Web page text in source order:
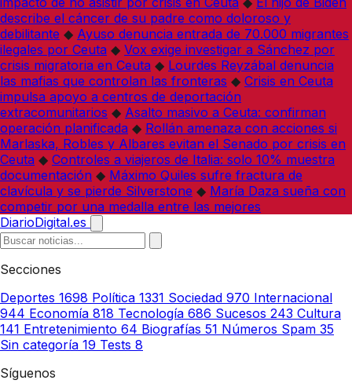
describe el cáncer de su padre como doloroso y
debilitante ◆ Ayuso denuncia entrada de 70.000 migrantes
ilegales por Ceuta ◆ Vox exige investigar a Sánchez por
crisis migratoria en Ceuta ◆ Lourdes Reyzábal denuncia
las mafias que controlan las fronteras ◆ Crisis en Ceuta
impulsa apoyo a centros de deportación
extracomunitarios ◆ Asalto masivo a Ceuta: confirman
operación planificada ◆ Rollán amenaza con acciones si
Marlaska, Robles y Albares evitan el Senado por crisis en
Ceuta ◆ Controles a viajeros de Italia: solo 10% muestra
documentación ◆ Máximo Quiles sufre fractura de
clavícula y se pierde Silverstone ◆ María Daza sueña con
competir por una medalla entre las mejores
DiarioDigital.es
Secciones
Deportes 1698 Política 1331 Sociedad 970 Internacional
944 Economía 818 Tecnología 686 Sucesos 243 Cultura
141 Entretenimiento 64 Biografías 51 Números Spam 35
Sin categoría 19 Tests 8
Síguenos